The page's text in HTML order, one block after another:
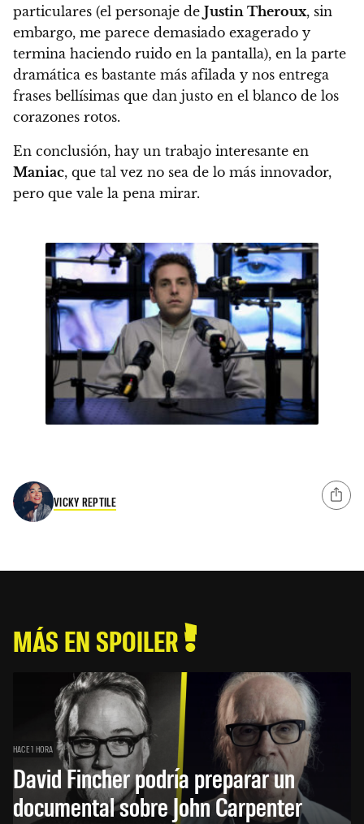
particulares (el personaje de Justin Theroux, sin
embargo, me parece demasiado exagerado y
termina haciendo ruido en la pantalla), en la parte
dramática es bastante más afilada y nos entrega
frases bellísimas que dan justo en el blanco de los
corazones rotos.
En conclusión, hay un trabajo interesante en
Maniac, que tal vez no sea de lo más innovador,
pero que vale la pena mirar.
VICKY REPTILE
MÁS EN SPOILER
HACE 1 HORA
David Fincher podría preparar un
documental sobre John Carpenter